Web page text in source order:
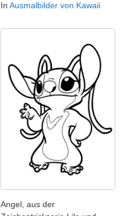
In Ausmalbilder von Kawaii
Angel, aus der